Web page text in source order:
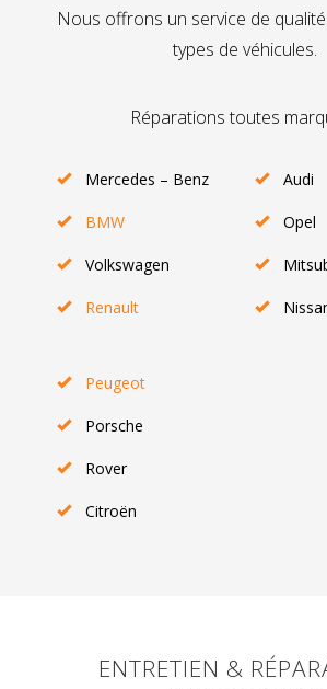
Nous offrons un service de
types de véhicules.
Réparations toutes
Mercedes – Benz
BMW
Volkswagen
Renault
Audi
Opel
Peugeot
Porsche
Rover
Citroën
ENTRETIEN &